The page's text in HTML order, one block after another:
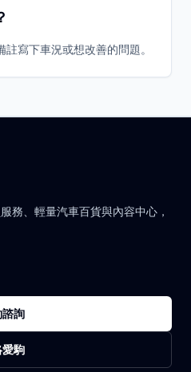
寫下車況或想改善的問題。
務、輕量汽車百貨與內容中心，
詢
駒